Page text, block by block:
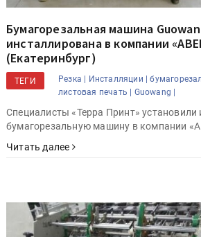
Бумагорезальная машина
инсталлирована в компании
(Екатеринбург)
ТЕГИ Резка | Инсталляции |
листовая печать |
Guowang |
Специалисты «Терра Принт» установили
бумагорезальную машину в компании
Читать далее